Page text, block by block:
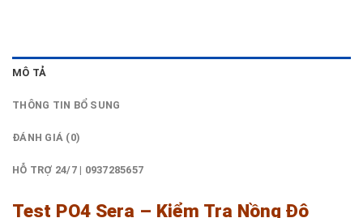
MÔ TẢ
THÔNG TIN BỔ SUNG
ĐÁNH GIÁ (0)
HỖ TRỢ 24/7 | 0937285657
Test PO4 Sera – Kiểm Tra Nồng Độ